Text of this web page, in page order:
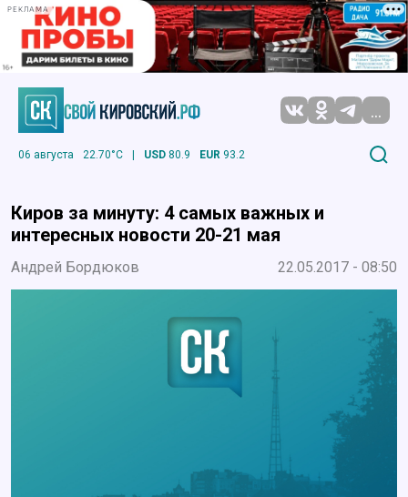
РЕКЛАМА
...
06 августа 22.70°C | USD 80.9 EUR 93.2
Киров за минуту: 4 самых важных и
интересных новости 20-21 мая
Андрей Бордюков 22.05.2017 - 08:50